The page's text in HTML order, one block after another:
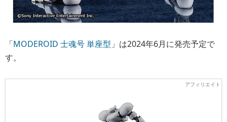
「MODEROID 士魂号 単座型 」は2024年6月に発売予定で
す。